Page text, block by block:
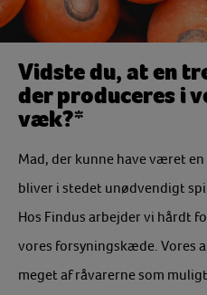
Vidste du, at en
der produceres i
væk?*
Mad, der kunne have været
bliver i stedet unødvendigt
Hos Findus arbejder vi hårdt
vores forsyningskæde. Vores
meget af råvarerne som